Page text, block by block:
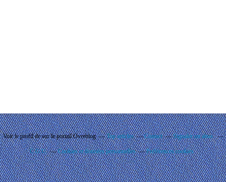
Voir le profil desur le portail Overblog Top articles Contact Signaler un abus
C.G.U. Cookies et données personnelles Préférences cookies